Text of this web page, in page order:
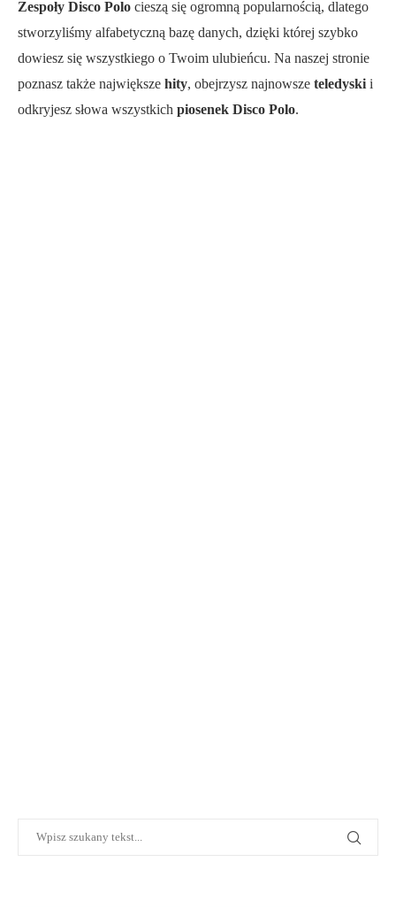
Zespoły Disco Polo cieszą się ogromną popularnością, dlatego
stworzyliśmy alfabetyczną bazę danych, dzięki której szybko
dowiesz się wszystkiego o Twoim ulubieńcu. Na naszej stronie
poznasz także największe hity, obejrzysz najnowsze teledyski i
odkryjesz słowa wszystkich piosenek Disco Polo.